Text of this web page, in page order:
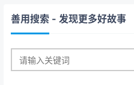
善用搜索 - 发现更多好故事